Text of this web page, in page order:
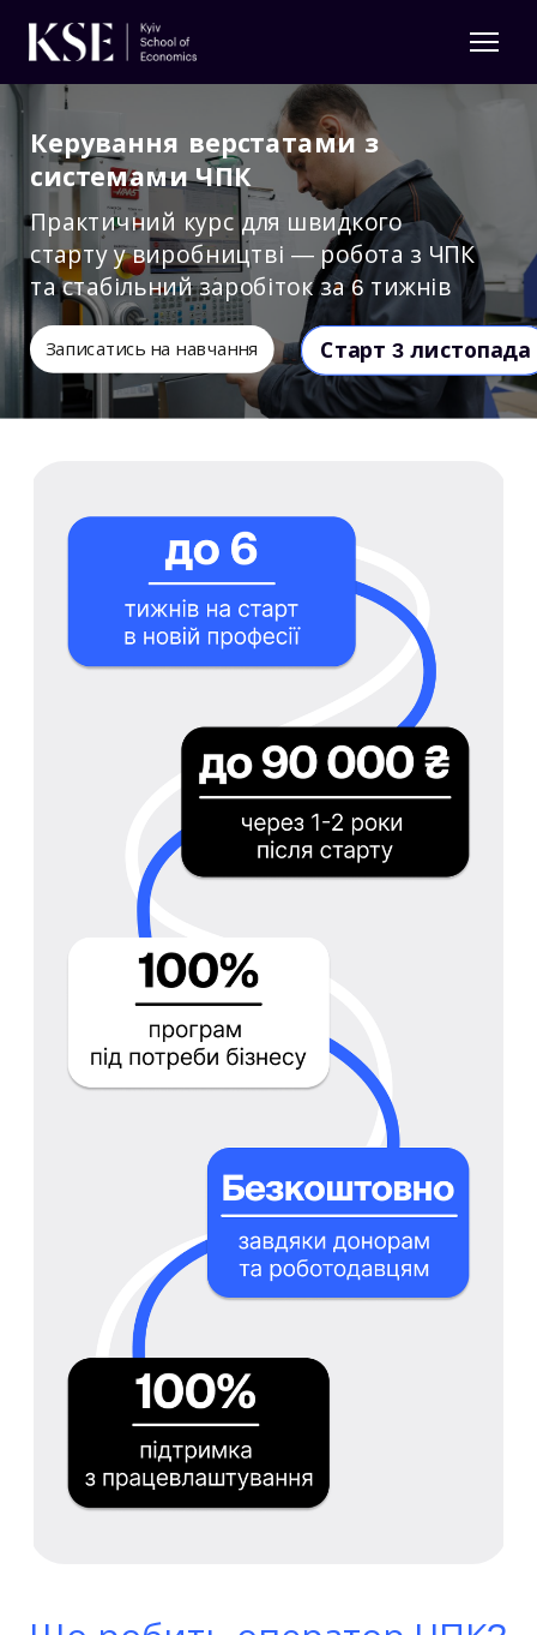
Старт 3 листопада
Записатись на навчання
Керування верстатами з
системами ЧПК
Практичний курс для швидкого
старту у виробництві — робота з ЧПК
та стабільний заробіток за 6 тижнів